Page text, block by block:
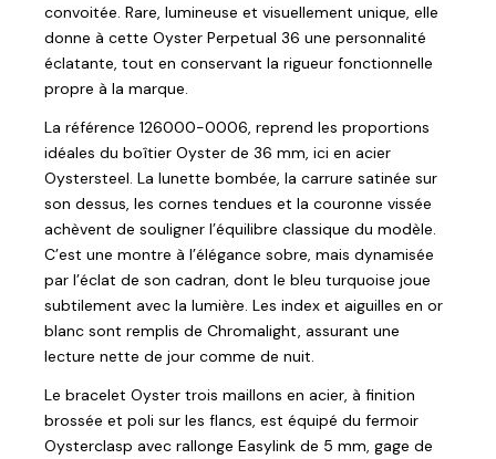
convoitée. Rare, lumineuse et visuellement unique, elle
donne à cette Oyster Perpetual 36 une personnalité
éclatante, tout en conservant la rigueur fonctionnelle
propre à la marque.
La référence 126000-0006, reprend les proportions
idéales du boîtier Oyster de 36 mm, ici en acier
Oystersteel. La lunette bombée, la carrure satinée sur
son dessus, les cornes tendues et la couronne vissée
achèvent de souligner l’équilibre classique du modèle.
C’est une montre à l’élégance sobre, mais dynamisée
par l’éclat de son cadran, dont le bleu turquoise joue
subtilement avec la lumière. Les index et aiguilles en or
blanc sont remplis de Chromalight, assurant une
lecture nette de jour comme de nuit.
Le bracelet Oyster trois maillons en acier, à finition
brossée et poli sur les flancs, est équipé du fermoir
Oysterclasp avec rallonge Easylink de 5 mm, gage de